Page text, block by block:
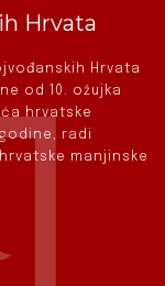
Hrvata
Hrvata
od 10. ožujka
hrvatske
radi
manjinske